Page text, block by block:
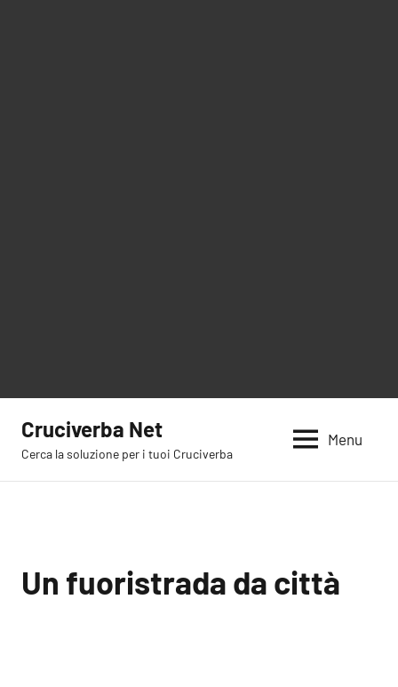
contenuto
Cruciverba Net
Cerca la soluzione per i tuoi Cruciverba
Menu
Un fuoristrada da città